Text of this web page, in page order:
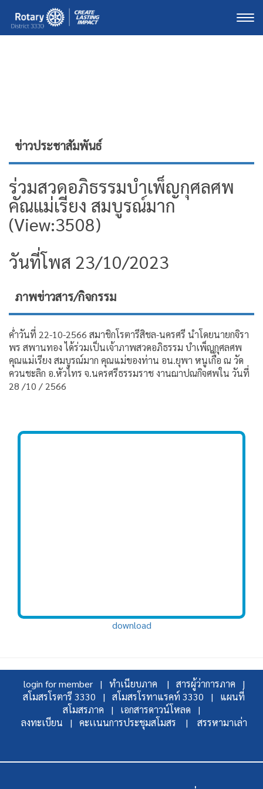
ข่าวประชาสัมพันธ์
ร่วมสวดอภิธรรมบำเพ็ญกุศลศพ
คัณแม่เรียง สมบูรณ์มาก
(View:3508)
วันที่โพส 23/10/2023
ภาพข่าวสาร/กิจกรรม
ค่ำวันที่ 22-10-2566 สมาชิกโรตารีสิชล-นครศรี นำโดยนายกจิรา
พร สพานทอง ได้ร่วมเป็นเจ้าภาพสวดอภิธรรม บำเพ็ญกุศลศพ
คุณแม่เรียง สมบูรณ์มาก คุณแม่ของท่าน อน.ยุพา หนูเกื้อ ณ วัด
ควนชะลิก อ.หัวไทร จ.นครศรีธรรมราช งานฌาปณกิจศพใน วันที่
28 /10 / 2566
download
login for member | ทำเนียบภาค |
สารผู้ว่าการภาค |
สโมสรโรตารี 3330 |
สโมสรโรทาแรคท์ 3330 |
แผนที่
สโมสรภาค |
เอกสารดาวน์โหลด |
ลงทะเบียน |
คะเเนนการประชุมสโมสร | สรรหามาเล่า